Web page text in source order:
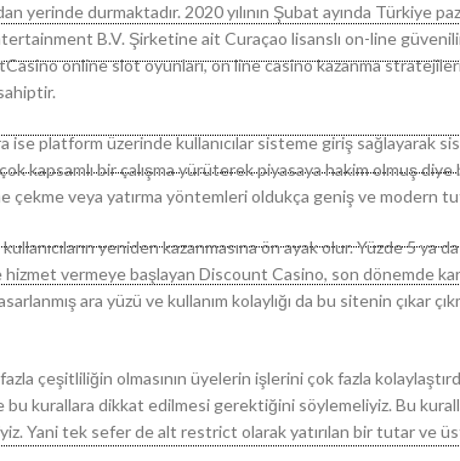
yerinde durmaktadır. 2020 yılının Şubat ayında Türkiye
B.V. Şirketine ait Curaçao lisanslı on-line
online slot oyunları, on line casino kazanma
platform üzerinde kullanıcılar sisteme giriş sağlayarak
kapsamlı bir çalışma yürüterek piyasaya hakim olmuş
veya yatırma yöntemleri oldukça geniş ve modern
yeniden kazanmasına ön ayak olur. Yüzde 5 ya
vermeye başlayan Discount Casino, son dönemde
ara yüzü ve kullanım kolaylığı da bu sitenin çıkar
çeşitliliğin olmasının üyelerin işlerini çok fazla
kurallara dikkat edilmesi gerektiğini söylemeliyiz. Bu
Yani tek sefer de alt restrict olarak yatırılan bir tutar ve